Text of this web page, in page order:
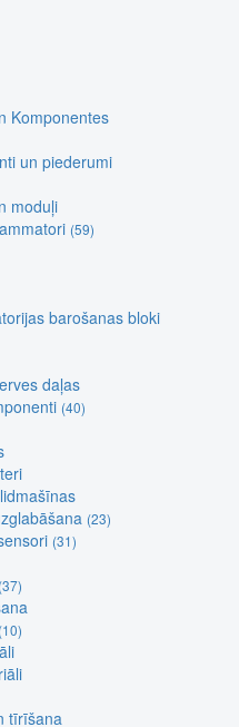
Komponentes
un piederumi
moduļi
(59)
barošanas bloki
daļas
(40)
(23)
(31)
(37)
(10)
tīrīšana